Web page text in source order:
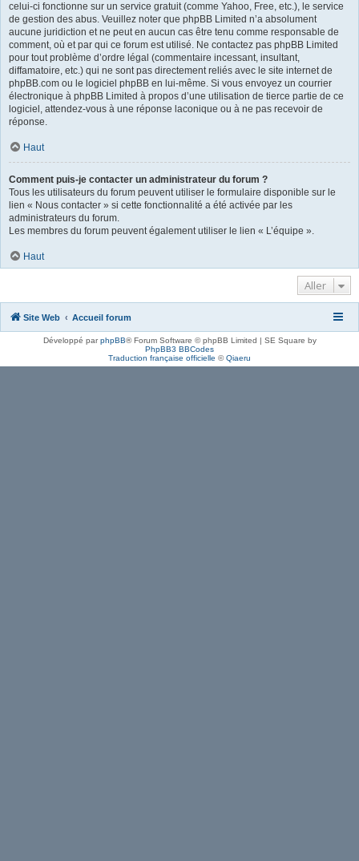
celui-ci fonctionne sur un service gratuit (comme Yahoo, Free, etc.), le service
de gestion des abus. Veuillez noter que phpBB Limited n’a absolument
aucune juridiction et ne peut en aucun cas être tenu comme responsable de
comment, où et par qui ce forum est utilisé. Ne contactez pas phpBB Limited
pour tout problème d’ordre légal (commentaire incessant, insultant,
diffamatoire, etc.) qui ne sont pas directement reliés avec le site internet de
phpBB.com ou le logiciel phpBB en lui-même. Si vous envoyez un courrier
électronique à phpBB Limited à propos d’une utilisation de tierce partie de ce
logiciel, attendez-vous à une réponse laconique ou à ne pas recevoir de
réponse.
Haut
Comment puis-je contacter un administrateur du forum ?
Tous les utilisateurs du forum peuvent utiliser le formulaire disponible sur le
lien « Nous contacter » si cette fonctionnalité a été activée par les
administrateurs du forum.
Les membres du forum peuvent également utiliser le lien « L’équipe ».
Haut
Aller
Site Web Accueil forum
Développé parphpBB® Forum Software © phpBB Limited | SE Square by
PhpBB3 BBCodes
Traduction française officielle ©Qiaeru